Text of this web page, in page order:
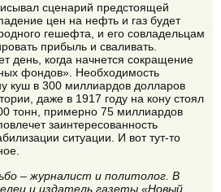
сценарий предстоящей
цен на нефть и газ будет
гешефта, и его совладельцам
прибыль и сваливать.
день, когда начнется сокращение
фондов». Необходимость
куш в 300 миллиардов долларов
даже в 1917 году на кону стоял
тонн, примерно 75 миллиардов
заинтересованность
ситуации. И вот тут-то
– журналист и политолог. В
и издатель газеты «Новый